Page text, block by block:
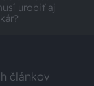
urobiť aj
článkov